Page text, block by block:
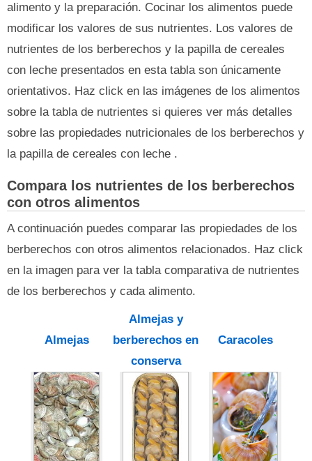
alimento y la preparación. Cocinar los alimentos puede
modificar los valores de sus nutrientes. Los valores de
nutrientes de los berberechos y la papilla de cereales
con leche presentados en esta tabla son únicamente
orientativos. Haz click en las imágenes de los alimentos
sobre la tabla de nutrientes si quieres ver más detalles
sobre las propiedades nutricionales de los berberechos y
la papilla de cereales con leche .
Compara los nutrientes de los berberechos
con otros alimentos
A continuación puedes comparar las propiedades de los
berberechos con otros alimentos relacionados. Haz click
en la imagen para ver la tabla comparativa de nutrientes
de los berberechos y cada alimento.
Almejas
Almejas y
berberechos en
conserva
Caracoles